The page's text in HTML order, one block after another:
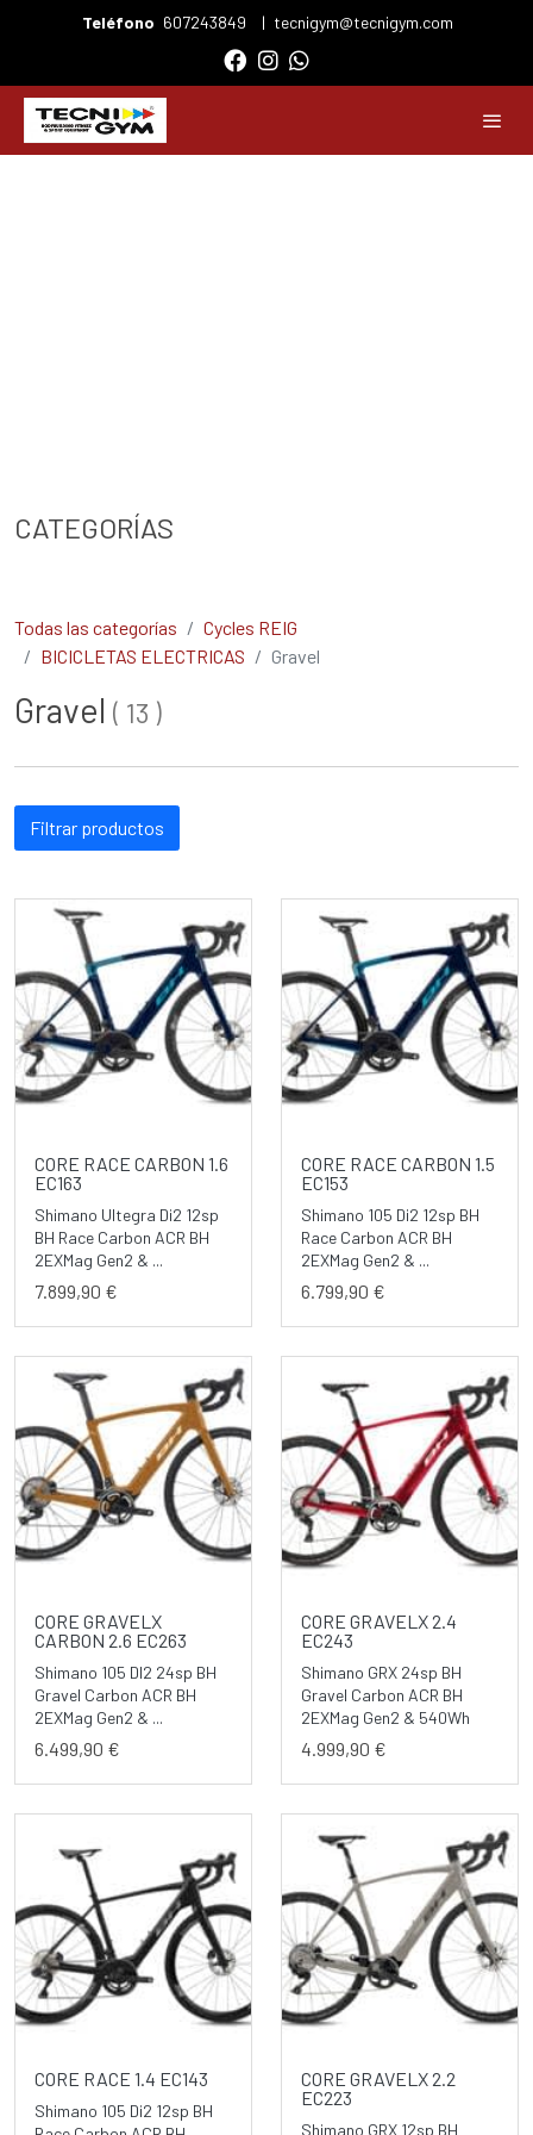
Teléfono 607243849 | tecnigym@tecnigym.com
CATEGORÍAS
Todas las categorías
Cycles REIG
BICICLETAS ELECTRICAS
Gravel
Gravel ( 13 )
Filtrar productos
CORE RACE CARBON 1.6
EC163
Shimano Ultegra Di2 12sp
BH Race Carbon ACR BH
2EXMag Gen2 & ...
7.899,90 €
CORE RACE CARBON 1.5
EC153
Shimano 105 Di2 12sp BH
Race Carbon ACR BH
2EXMag Gen2 & ...
6.799,90 €
CORE GRAVELX
CARBON 2.6 EC263
Shimano 105 DI2 24sp BH
Gravel Carbon ACR BH
2EXMag Gen2 & ...
6.499,90 €
CORE GRAVELX 2.4
EC243
Shimano GRX 24sp BH
Gravel Carbon ACR BH
2EXMag Gen2 & 540Wh
4.999,90 €
CORE RACE 1.4 EC143
Shimano 105 Di2 12sp BH
CORE GRAVELX 2.2
EC223
Shimano GRX 12sp BH